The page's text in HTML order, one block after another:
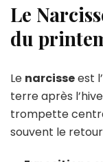
Le
du
Le narcisseest
terre après
trompette
souvent le